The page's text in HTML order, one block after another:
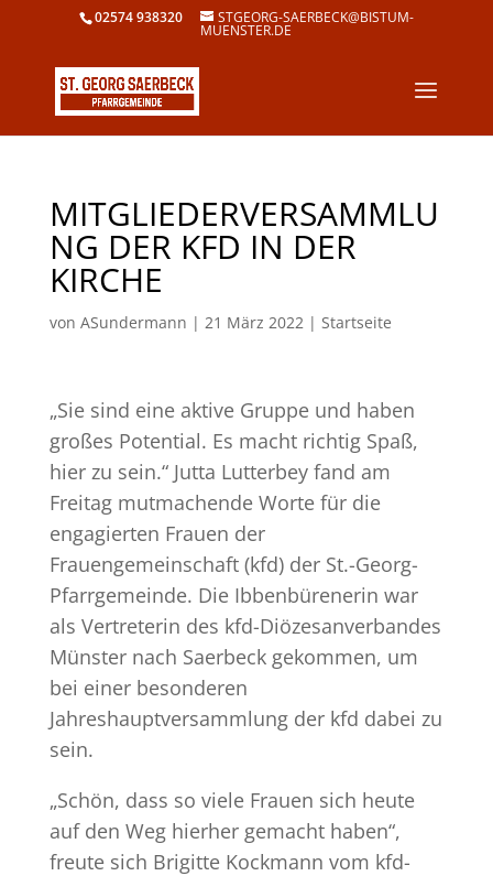
02574 938320 STGEORG-SAERBECK@BISTUM-
MUENSTER.DE
MITGLIEDERVERSAMMLU
NG DER KFD IN DER
KIRCHE
von ASundermann | 21 März 2022| Startseite
„Sie sind eine aktive Gruppe und haben
großes Potential. Es macht richtig Spaß,
hier zu sein.“ Jutta Lutterbey fand am
Freitag mutmachende Worte für die
engagierten Frauen der
Frauengemeinschaft (kfd) der St.-Georg-
Pfarrgemeinde. Die Ibbenbürenerin war
als Vertreterin des kfd-Diözesanverbandes
Münster nach Saerbeck gekommen, um
bei einer besonderen
Jahreshauptversammlung der kfd dabei zu
sein.
„Schön, dass so viele Frauen sich heute
auf den Weg hierher gemacht haben“,
freute sich Brigitte Kockmann vom kfd-